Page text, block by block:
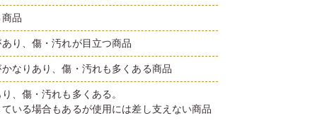
品
り、傷・汚れが目立つ商品
なりあり、傷・汚れも多くある商品
、傷・汚れも多くある。
いる場合もあるが使用には差し支えない商品